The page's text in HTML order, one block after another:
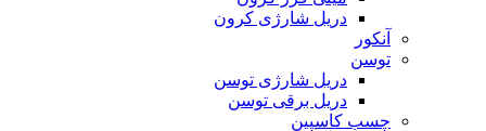
دریل شارژی کرون
آنکور
توسن
دریل شارژی توسن
دریل برقی توسن
چسب کاسپین